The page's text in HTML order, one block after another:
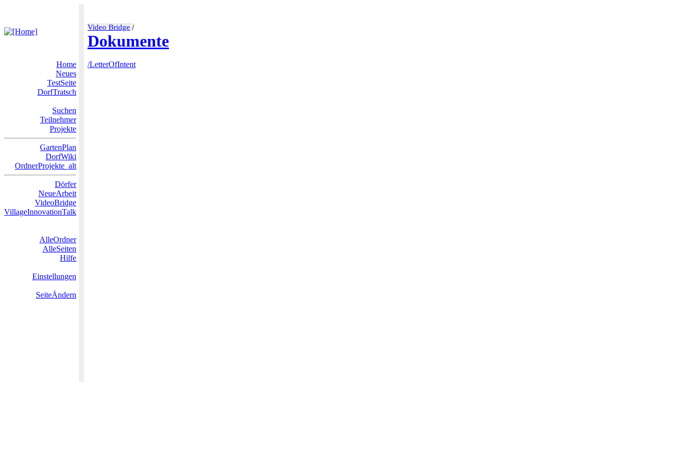
Video Bridge /
Dokumente
Home
Neues
TestSeite
DorfTratsch
Suchen
Teilnehmer
Projekte
GartenPlan
DorfWiki
OrdnerProjekte_alt
Dörfer
NeueArbeit
VideoBridge
VillageInnovationTalk
AlleOrdner
AlleSeiten
Hilfe
Einstellungen
SeiteÄndern
/LetterOfIntent